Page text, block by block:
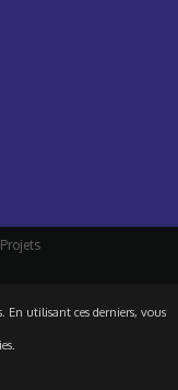
En utilisant ces derniers, vous